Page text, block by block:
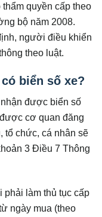
quyền cấp theo
bộ năm 2008.
người điều khiển
theo luật.
biển số xe?
được biển số
cơ quan đăng
tổ chức, cá nhân sẽ
3 Điều 7 Thông
phải làm thủ tục cấp
ngày mua (theo